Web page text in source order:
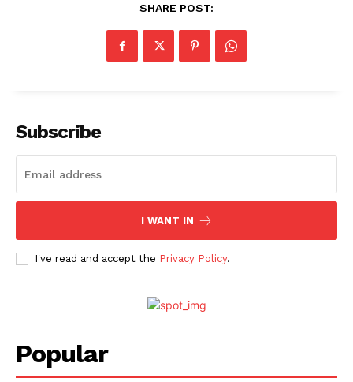
SHARE POST:
Subscribe
I WANT IN
I've read and accept the Privacy Policy.
Popular